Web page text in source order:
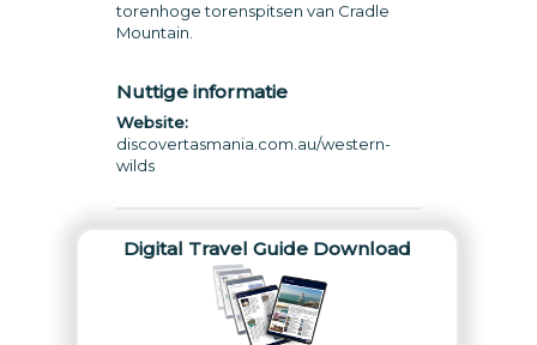
torenhoge torenspitsen van Cradle
Mountain.
Nuttige informatie
Website:
discovertasmania.com.au/western-
wilds
Digital Travel Guide Download